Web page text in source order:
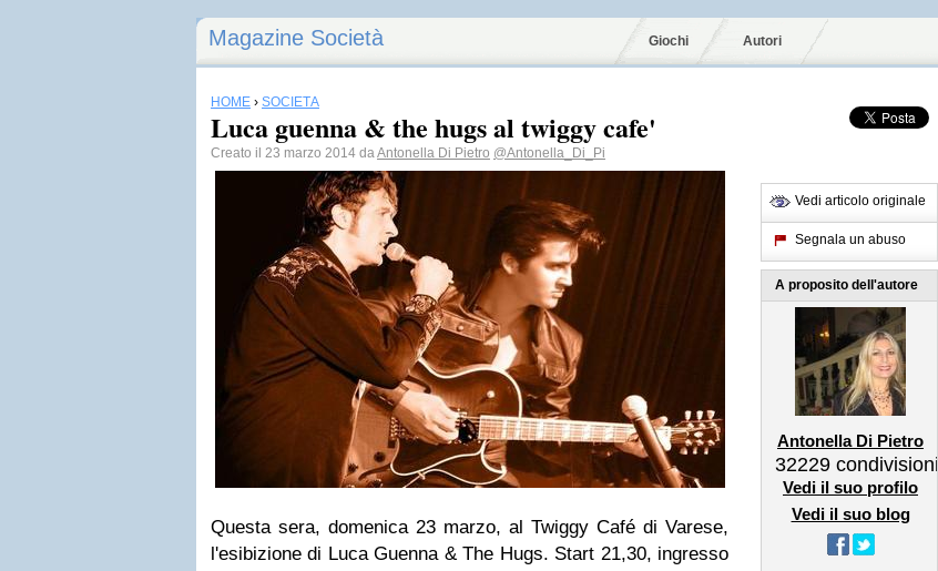
Magazine Società Giochi Autori
HOME › SOCIETÀ
Luca guenna & the hugs al twiggy cafe'
Creato il 23 marzo 2014 daAntonella Di Pietro @Antonella_Di_Pi
Questa sera, domenica 23 marzo, al Twiggy Café di Varese,
l'esibizione di Luca Guenna & The Hugs. Start 21,30, ingresso
Vedi articolo originale
Segnala un abuso
A proposito dell'autore
Antonella Di Pietro
32229 condivisioni
Vedi il suo profilo
Vedi il suo blog